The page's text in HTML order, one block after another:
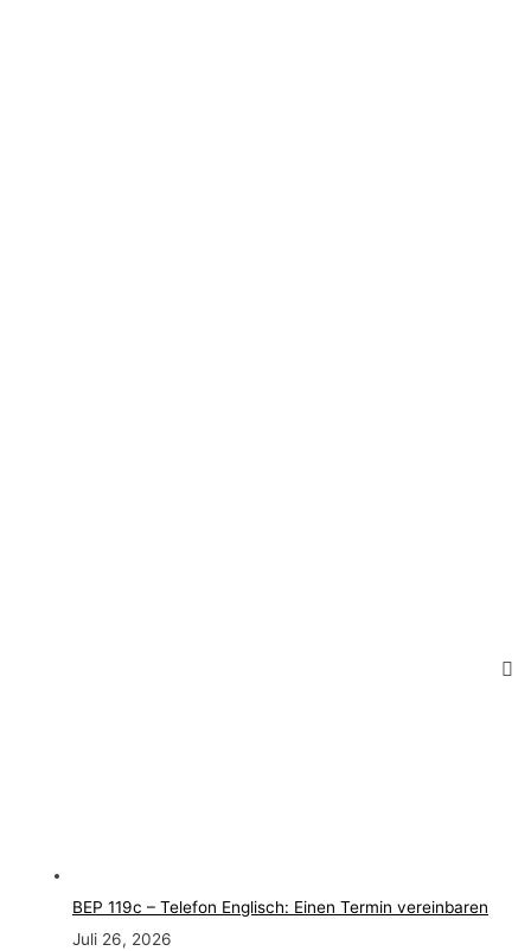
BEP 119c – Telefon Englisch: Einen Termin vereinbaren
Juli 26, 2026